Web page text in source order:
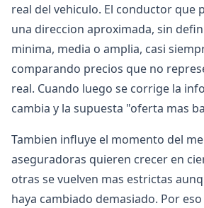
real del vehiculo. El conductor que
una direccion aproximada, sin
minima, media o amplia, casi
comparando precios que no
real. Cuando luego se corrige la
cambia y la supuesta "oferta mas
Tambien influye el momento del
aseguradoras quieren crecer en
otras se vuelven mas estrictas
haya cambiado demasiado. Por